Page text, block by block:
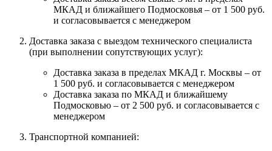
МКАД и ближайшего Подмосковья – от 1 500 руб.
и согласовывается с менеджером
Доставка заказа с выездом технического специалиста
(при выполнении сопутствующих услуг):
Доставка заказа в пределах МКАД г. Москвы – от
1 500 руб. и согласовывается с менеджером
Доставка заказа по МКАД и ближайшему
Подмосковью – от 2 500 руб. и согласовывается с
менеджером
Транспортной компанией: